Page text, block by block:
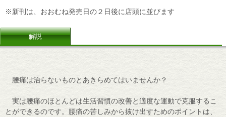
※新刊は、おおむね発売日の２日後に店頭に並びます
解説
腰痛は治らないものとあきらめてはいませんか？
実は腰痛のほとんどは生活習慣の改善と適度な運動で克服するこ
とができるのです。腰痛の苦しみから抜け出すためのポイントは、